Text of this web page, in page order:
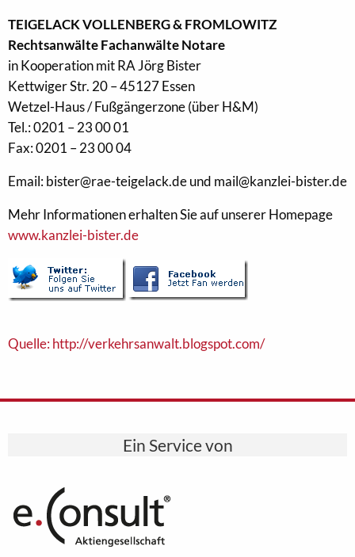
TEIGELACK VOLLENBERG & FROMLOWITZ
Rechtsanwälte Fachanwälte Notare
in Kooperation mit RA Jörg Bister
Kettwiger Str. 20 – 45127 Essen
Wetzel-Haus / Fußgängerzone (über H&M)
Tel.: 0201 – 23 00 01
Fax: 0201 – 23 00 04
Email: bister@rae-teigelack.de und mail@kanzlei-bister.de
Mehr Informationen erhalten Sie auf unserer Homepage
www.kanzlei-bister.de
Quelle: http://verkehrsanwalt.blogspot.com/
Ein Service von